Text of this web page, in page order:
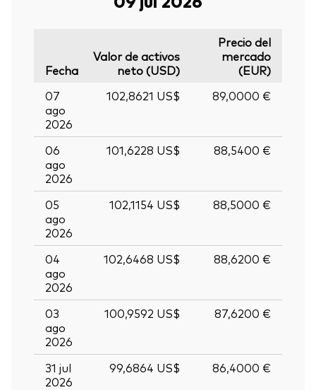
Fecha
Valor de activos
neto (USD)
Precio del
mercado
(EUR)
07
ago
2026
102,8621 US$ 89,0000 €
06
ago
2026
101,6228 US$ 88,5400 €
05
ago
2026
102,1154 US$ 88,5000 €
04
ago
2026
102,6468 US$ 88,6200 €
03
ago
2026
100,9592 US$ 87,6200 €
31 jul
2026
99,6864 US$ 86,4000 €